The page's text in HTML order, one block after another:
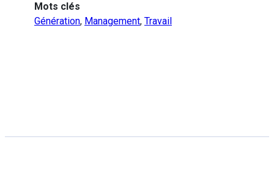
Mots clés
Génération, Management, Travail